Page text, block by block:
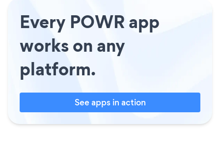
Every POWR app
works on any
platform.
See apps in action